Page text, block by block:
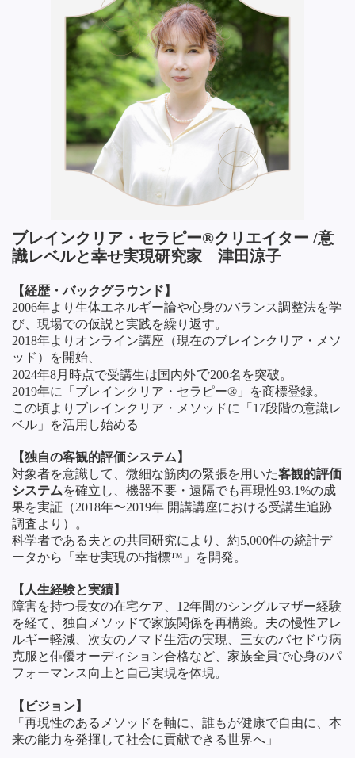
ブレインクリア・セラピー®クリエイター /意
識レベルと幸せ実現研究家 津田涼子
【経歴・バックグラウンド】
2006年より生体エネルギー論や心身のバランス調整法を学
び、現場での仮説と実践を繰り返す。
2018年よりオンライン講座（現在のブレインクリア・メソ
ッド）を開始、
2024年8月時点で受講生は国内外で200名を突破。
2019年に「ブレインクリア・セラピー®」を商標登録。
この頃よりブレインクリア・メソッドに「17段階の意識レ
ベル」を活用し始める
【独自の客観的評価システム】
対象者を意識して、微細な筋肉の緊張を用いた客観的評価
システムを確立し、機器不要・遠隔でも再現性93.1%の成
果を実証（2018年〜2019年 開講講座における受講生追跡
調査より）。
科学者である夫との共同研究により、約5,000件の統計デ
ータから「幸せ実現の5指標™」を開発。
【人生経験と実績】
障害を持つ長女の在宅ケア、12年間のシングルマザー経験
を経て、独自メソッドで家族関係を再構築。夫の慢性アレ
ルギー軽減、次女のノマド生活の実現、三女のバセドウ病
克服と俳優オーディション合格など、家族全員で心身のパ
フォーマンス向上と自己実現を体現。
【ビジョン】
「再現性のあるメソッドを軸に、誰もが健康で自由に、本
来の能力を発揮して社会に貢献できる世界へ」